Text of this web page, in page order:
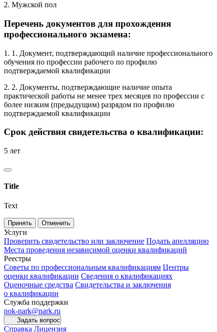
2. Мужской пол
Перечень документов для прохождения
профессионального экзамена:
1. 1. Документ, подтверждающий наличие профессионального
обучения по профессии рабочего по профилю
подтверждаемой квалификации
2. 2. Документы, подтверждающие наличие опыта
практической работы не менее трех месяцев по профессии с
более низким (предыдущим) разрядом по профилю
подтверждаемой квалификации
Срок действия свидетельства о квалификации:
5 лет
Title
Text
Принять Отменить
Услуги
Проверить свидетельство или заключение Подать апелляцию
Места проведения независимой оценки квалификаций
Реестры
Советы по профессиональным квалификациям Центры
оценки квалификации Сведения о квалификациях
Оценочные средства Свидетельства и заключения
о квалификации
Служба поддержки
nok-nark@nark.ru
Задать вопрос
Справка Лицензия